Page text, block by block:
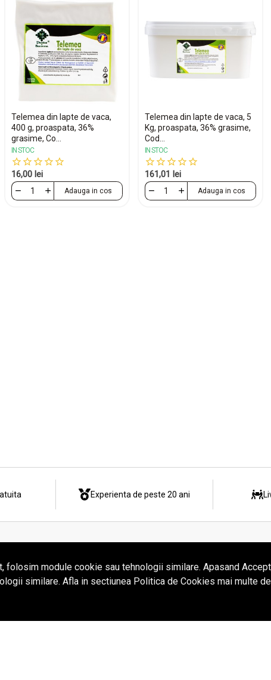
Telemea din lapte de vaca,
400 g, proaspata, 36%
grasime, Co...
IN STOC
16,00 lei
Adauga in cos
Telemea din lapte de vaca, 5
Kg, proaspata, 36% grasime,
Cod...
IN STOC
161,01 lei
Adauga in cos
Experienta de peste 20 ani
Livrarea comenzii
Politica de confidentialitate
Drept de retur
Cerere de retur
folosim module cookie sau tehnologii similare. Apasand
similare. Afla in sectiunea Politica de Cookies mai multe